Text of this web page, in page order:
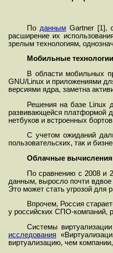
По даннымGartner [1],
расширение их
зрелым технологиям,
Мобильные технологии
В области мобильных
GNU/Linux и приложениями
версиями ядра, заметна
Решения на базе Linux
развивающейся платформой
нетбуков и встроенных
С учетом ожиданий
пользовательских, так и
Облачные вычисления
По сравнению с 2008 и
данным, выросло почти
Это может стать угрозой для
Впрочем, Россия
у российских СПО-компаний,
Системы
исследования
виртуализацию, чем